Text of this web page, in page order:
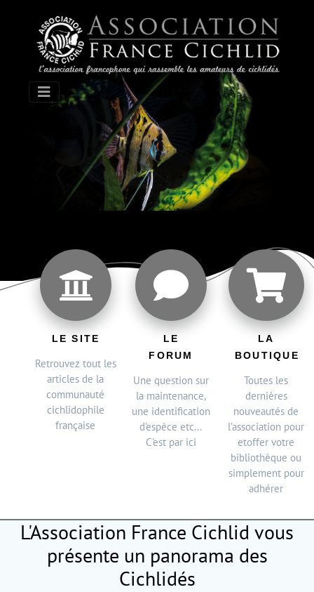
LE SITE
Retrouvez tout les
articles de la
communauté
cichlidophile
française
LE
FORUM
Une question sur
la maintenance,
une identification
d'espèce etc...
C'est par ici
LA
BOUTIQUE
Toutes les
dernières
nouveautés de
l’association pour
etoffer votre
bibliothèque ou
simplement pour
adhérer
L'Association France Cichlid vous
présente un panorama des
Cichlidés